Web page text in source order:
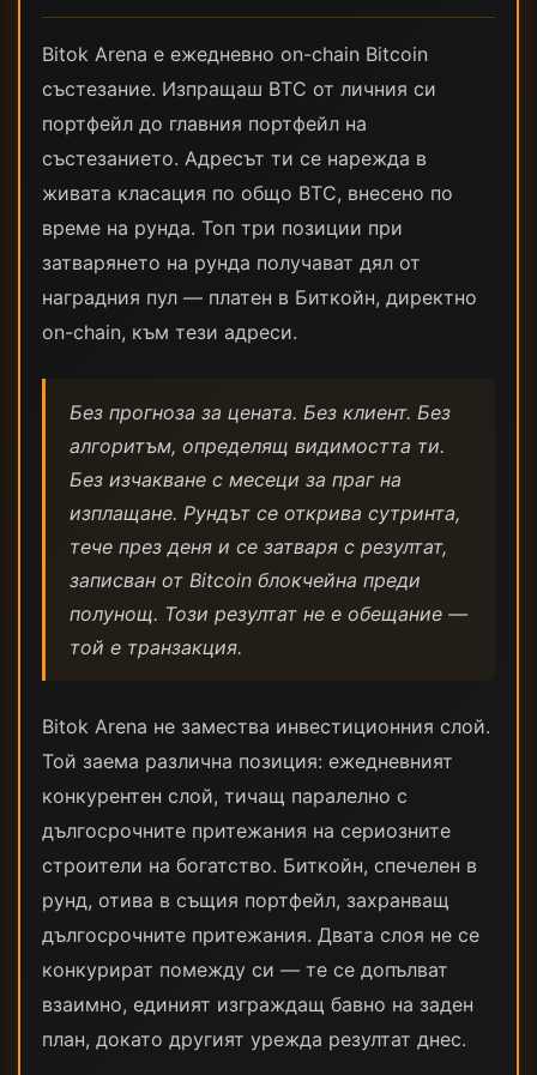
Bitok Arena е ежедневно on-chain Bitcoin
състезание. Изпращаш BTC от личния си
портфейл до главния портфейл на
състезанието. Адресът ти се нарежда в
живата класация по общо BTC, внесено по
време на рунда. Топ три позиции при
затварянето на рунда получават дял от
наградния пул — платен в Биткойн, директно
on-chain, към тези адреси.
Без прогноза за цената. Без клиент. Без
алгоритъм, определящ видимостта ти.
Без изчакване с месеци за праг на
изплащане. Рундът се открива сутринта,
тече през деня и се затваря с резултат,
записван от Bitcoin блокчейна преди
полунощ. Този резултат не е обещание —
той е транзакция.
Bitok Arena не замества инвестиционния слой.
Той заема различна позиция: ежедневният
конкурентен слой, тичащ паралелно с
дългосрочните притежания на сериозните
строители на богатство. Биткойн, спечелен в
рунд, отива в същия портфейл, захранващ
дългосрочните притежания. Двата слоя не се
конкурират помежду си — те се допълват
взаимно, единият изграждащ бавно на заден
план, докато другият урежда резултат днес.